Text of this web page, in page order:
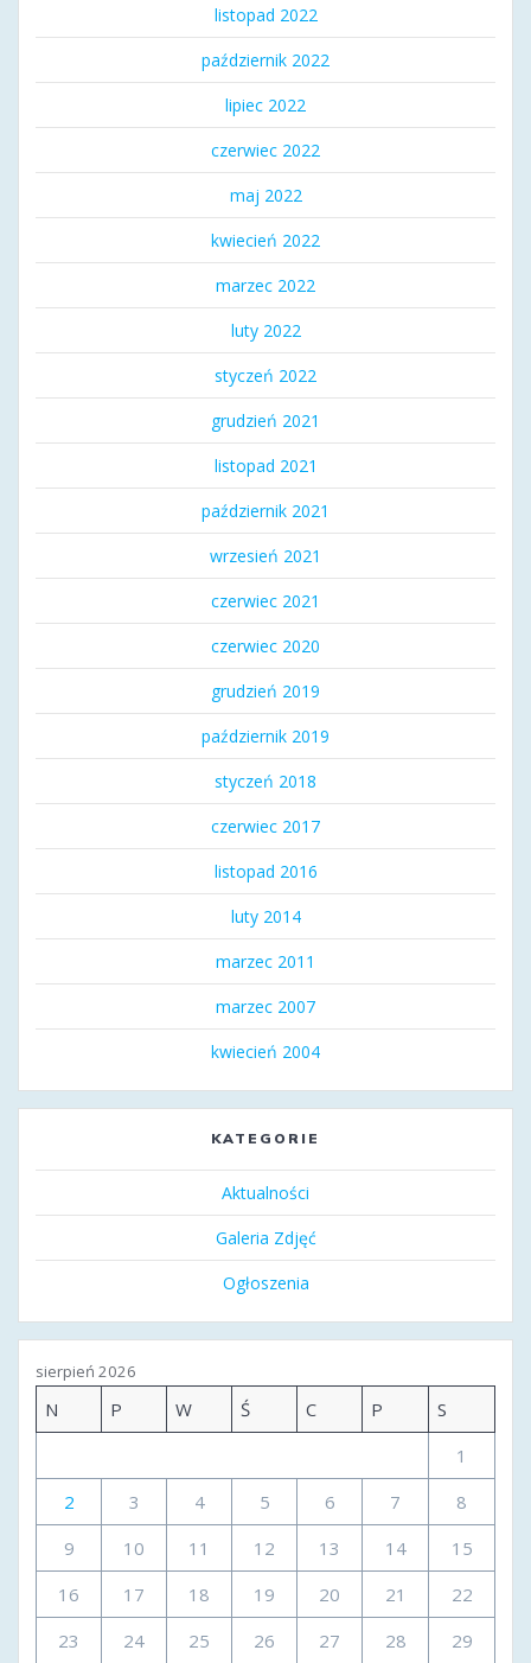
listopad 2022
październik 2022
lipiec 2022
czerwiec 2022
maj 2022
kwiecień 2022
marzec 2022
luty 2022
styczeń 2022
grudzień 2021
listopad 2021
październik 2021
wrzesień 2021
czerwiec 2021
czerwiec 2020
grudzień 2019
październik 2019
styczeń 2018
czerwiec 2017
listopad 2016
luty 2014
marzec 2011
marzec 2007
kwiecień 2004
KATEGORIE
Aktualności
Galeria Zdjęć
Ogłoszenia
sierpień 2026
N P W Ś C P
S
1
2
3 4 5 6 7
8
9
10 11 12 13 14
15
16
17 18 19 20 21
22
23
24 25 26 27 28 29